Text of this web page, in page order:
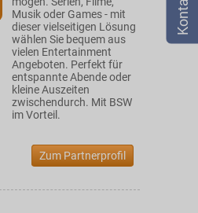
Musik oder Games - mit
dieser vielseitigen Lösung
wählen Sie bequem aus
vielen Entertainment
Angeboten. Perfekt für
entspannte Abende oder
kleine Auszeiten
zwischendurch. Mit BSW
im Vorteil.
Zum Partnerprofil